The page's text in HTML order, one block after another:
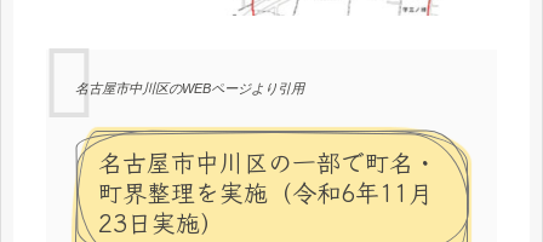
名古屋市中川区のWEBページより引用
名古屋市中川区の一部で町名・
町界整理を実施（令和6年11月
23日実施）